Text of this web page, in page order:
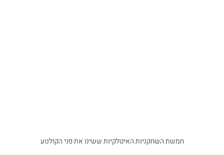
חמשת השחקניות האיטלקיות ששינו את פני הקולנוע